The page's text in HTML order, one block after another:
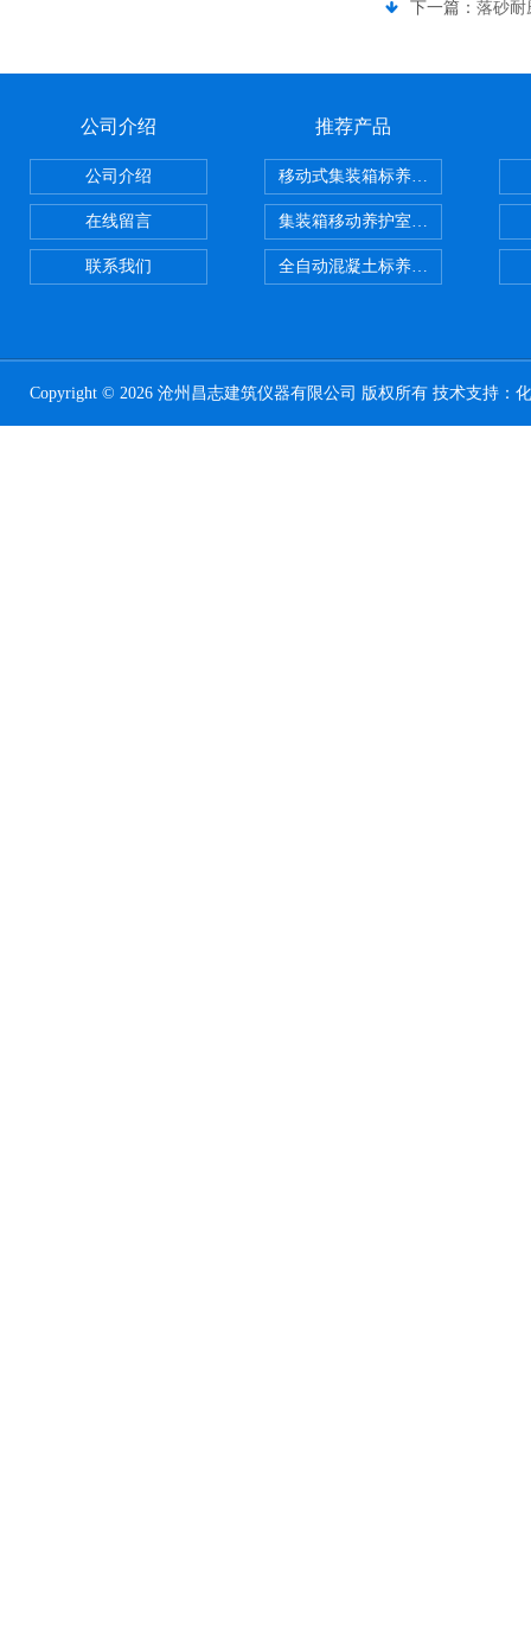
下一篇： 落砂耐
公司介绍
公司介绍
在线留言
联系我们
推荐产品
移动式集装箱标养室 养护室设备
集装箱移动养护室 标养室
全自动混凝土标养室恒温恒湿设备
Copyright © 2026 沧州昌志建筑仪器有限公司 版权所有 技术支持：